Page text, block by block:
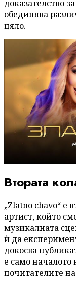
доказателство
обединява
цяло.
Втората
„Zlatno chavo“ е
артист, който
музикалната
ѝ да
докосва
е само началото
почитателите